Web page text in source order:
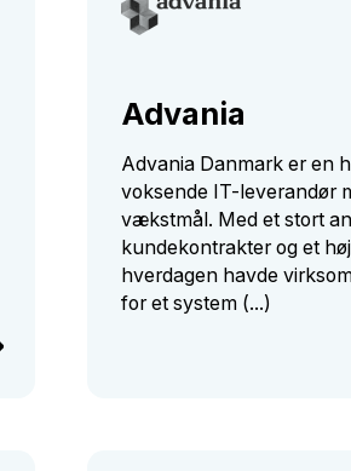
Advania
Advania Danmark er en
voksende IT-leverandør
vækstmål. Med et stort
kundekontrakter og et
hverdagen havde
for et system (...)